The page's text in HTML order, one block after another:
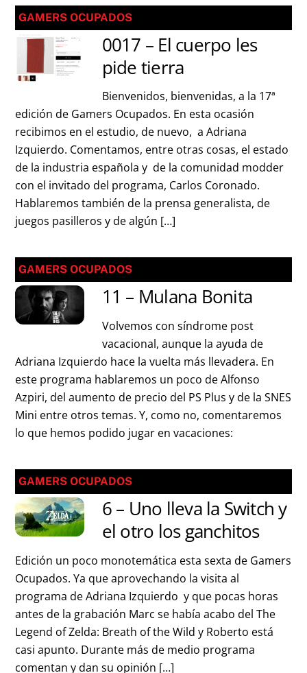
GAMERS OCUPADOS
0017 – El cuerpo les
pide tierra
Bienvenidos, bienvenidas, a la 17ª
edición de Gamers Ocupados. En esta ocasión
recibimos en el estudio, de nuevo, a Adriana
Izquierdo. Comentamos, entre otras cosas, el estado
de la industria española y de la comunidad modder
con el invitado del programa, Carlos Coronado.
Hablaremos también de la prensa generalista, de
juegos pasilleros y de algún […]
GAMERS OCUPADOS
11 – Mulana Bonita
Volvemos con síndrome post
vacacional, aunque la ayuda de
Adriana Izquierdo hace la vuelta más llevadera. En
este programa hablaremos un poco de Alfonso
Azpiri, del aumento de precio del PS Plus y de la SNES
Mini entre otros temas. Y, como no, comentaremos
lo que hemos podido jugar en vacaciones:
GAMERS OCUPADOS
6 – Uno lleva la Switch y
el otro los ganchitos
Edición un poco monotemática esta sexta de Gamers
Ocupados. Ya que aprovechando la visita al
programa de Adriana Izquierdo y que pocas horas
antes de la grabación Marc se había acabo del The
Legend of Zelda: Breath of the Wild y Roberto está
casi apunto. Durante más de medio programa
comentan y dan su opinión […]